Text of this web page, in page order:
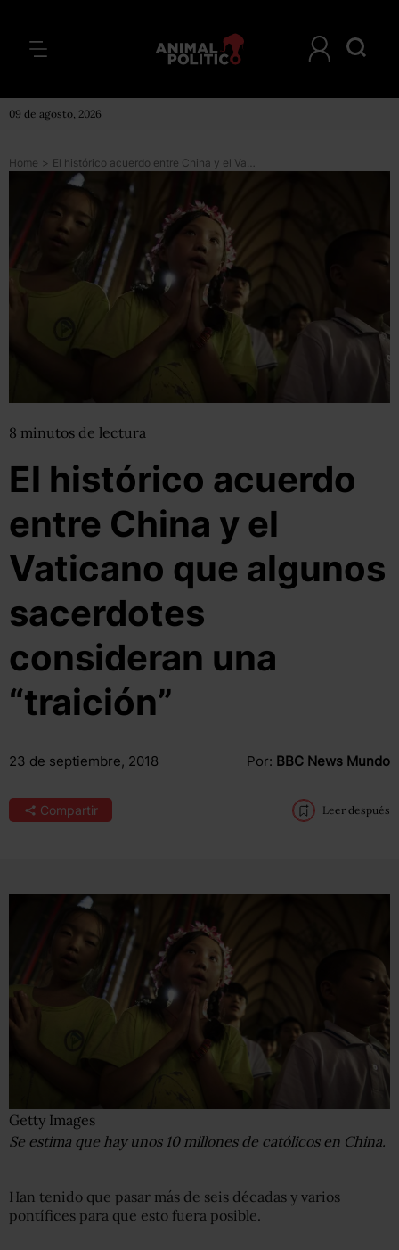
09 de agosto, 2026
Home > El histórico acuerdo entre China y el Vaticano que algunos sacerdotes consideran una “traición”
8 minutos de lectura
El histórico acuerdo
entre China y el
Vaticano que algunos
sacerdotes
consideran una
“traición”
23 de septiembre, 2018 Por: BBC News Mundo
Compartir Leer después
Getty Images
Se estima que hay unos 10 millones de católicos en China.
Han tenido que pasar más de seis décadas y varios
pontífices para que esto fuera posible.